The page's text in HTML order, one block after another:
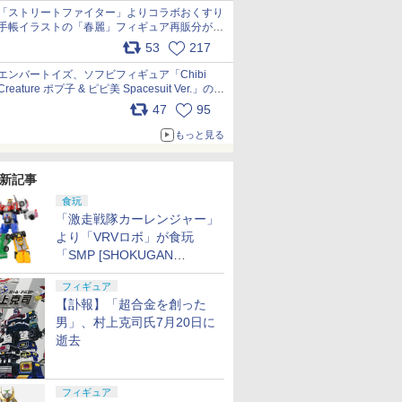
ストリートファイター」よりコラボおくすり
帳イラストの「春麗」フィギュア再販分が本
日出荷開始 pic.x.com/toUc1MHr41
53 217
ンバートイズ、ソフビフィギュア「Chibi
ポプ子 & ピピ美 Spacesuit Ver.」の発
売中止を発表 pic.x.com/Ri45iFeYjn
47 95
もっと見る
記事
食玩
「激走戦隊カーレンジャー」
より「VRVロボ」が食玩
「SMP [SHOKUGAN
MODELING PROJECT]」に
登場！
フィギュア
【訃報】「超合金を創った
男」、村上克司氏7月20日に
逝去
フィギュア